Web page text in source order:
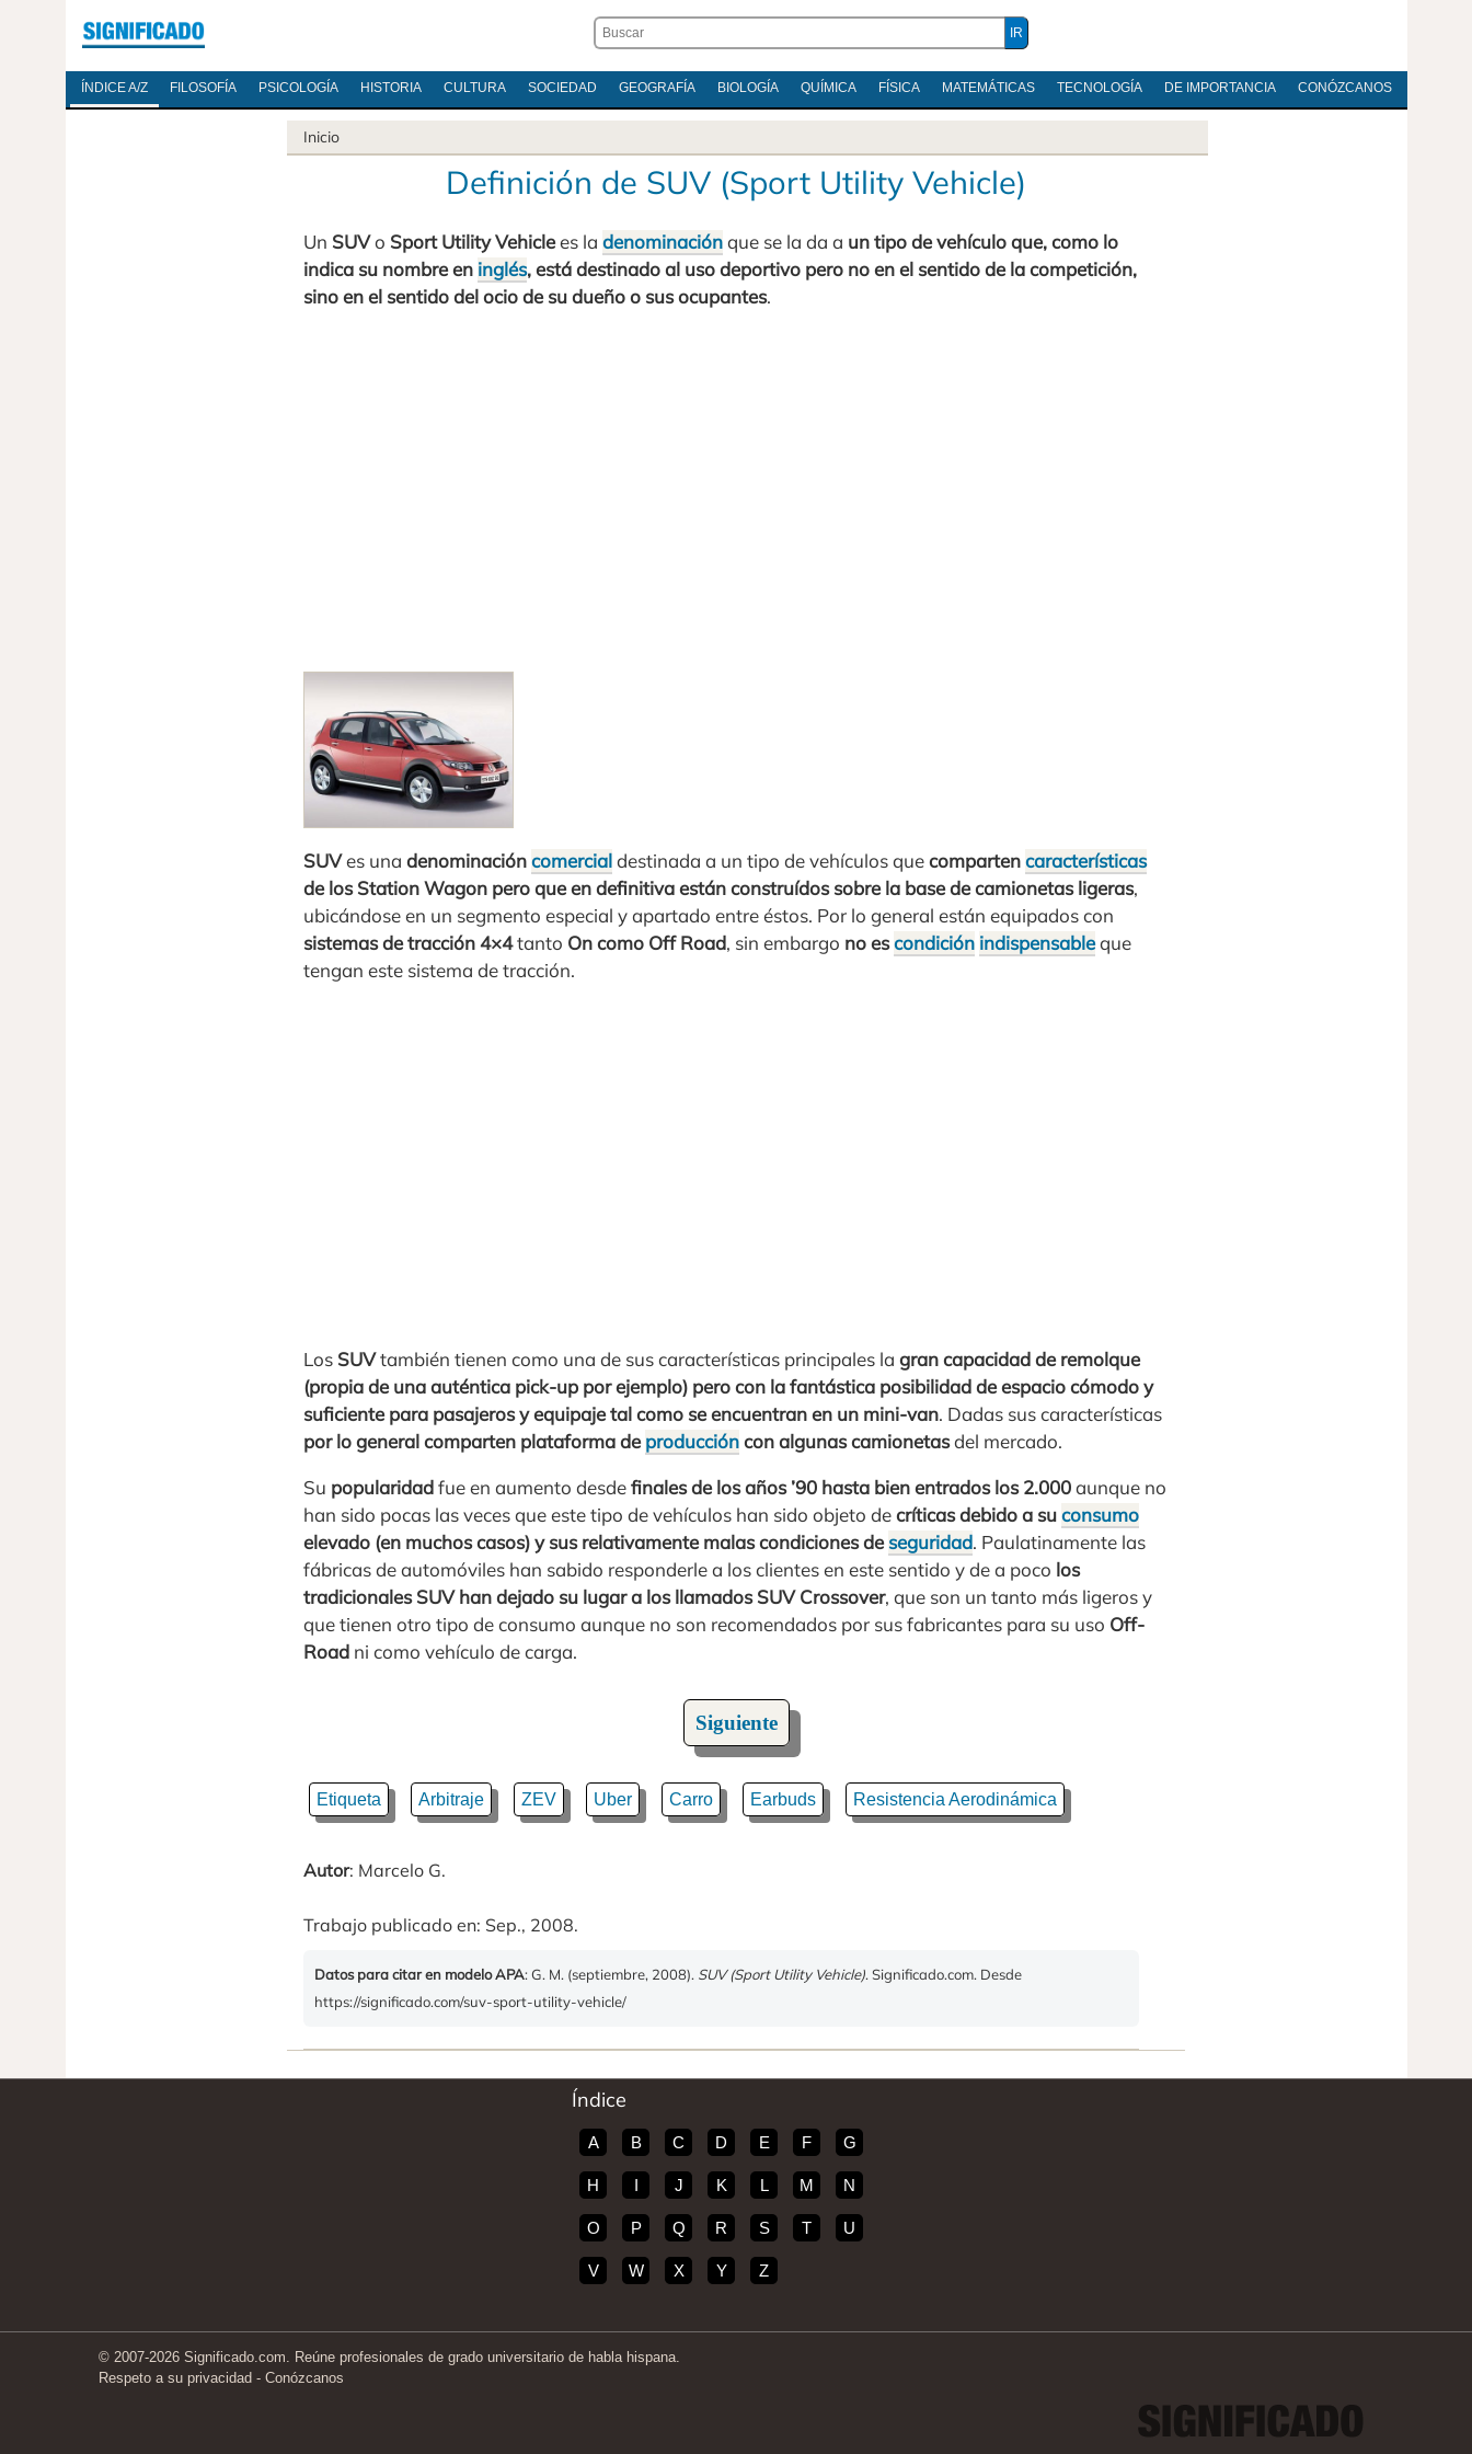
ÍNDICE A/Z FILOSOFÍA PSICOLOGÍA HISTORIA CULTURA SOCIEDAD GEOGRAFÍA BIOLOGÍA QUÍMICA FÍSICA MATEMÁTICAS TECNOLOGÍA DE IMPORTANCIA CONÓZCANOS
Inicio
Definición de SUV (Sport Utility Vehicle)
Un SUVo Sport Utility Vehiclees la denominaciónque se la da a un tipo de vehículo que, como lo
indica su nombre en inglés, está destinado al uso deportivo pero no en el sentido de la competición,
sino en el sentido del ocio de su dueño o sus ocupantes.
SUVes una denominacióncomercialdestinada a un tipo de vehículos quecompartencaracterísticas
de los Station Wagon pero que en definitiva están construídos sobre la base de camionetas ligeras,
ubicándose en un segmento especial y apartado entre éstos. Por lo general están equipados con
sistemas de tracción 4×4tanto On como Off Road, sin embargo no escondición indispensableque
tengan este sistema de tracción.
Los SUVtambién tienen como una de sus características principales la gran capacidad de remolque
(propia de una auténtica pick-up por ejemplo) pero con la fantástica posibilidad de espacio cómodo y
suficiente para pasajeros y equipaje tal como se encuentran en un mini-van. Dadas sus características
por lo general comparten plataforma deproduccióncon algunas camionetasdel mercado.
Su popularidadfue en aumento desdefinales de los años ’90 hasta bien entrados los 2.000aunque no
han sido pocas las veces que este tipo de vehículos han sido objeto decríticas debido a suconsumo
elevado (en muchos casos) y sus relativamente malas condiciones deseguridad. Paulatinamente las
fábricas de automóviles han sabido responderle a los clientes en este sentido y de a poco los
tradicionales SUV han dejado su lugar a los llamados SUV Crossover, que son un tanto más ligeros y
que tienen otro tipo de consumo aunque no son recomendados por sus fabricantes para su uso Off-
Road ni como vehículo de carga.
Siguiente
Etiqueta Arbitraje ZEV Uber Carro Earbuds Resistencia Aerodinámica
Autor: Marcelo G.
Trabajo publicado en: Sep., 2008.
Datos para citar en modelo APA: G. M. (septiembre, 2008). SUV (Sport Utility Vehicle). Significado.com. Desde
https://significado.com/suv-sport-utility-vehicle/
Índice
A B C D E F G
H I J K L M N
O P Q R S T U
V W X Y Z
© 2007-2026 Significado.com. Reúne profesionales de grado universitario de habla hispana.
Respeto a su privacidad - Conózcanos